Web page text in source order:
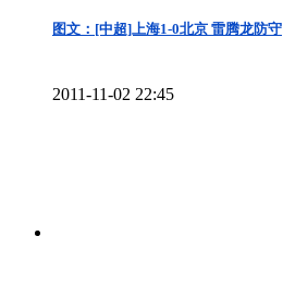
图文：[中超]上海1-0北京 雷腾龙防守
2011-11-02 22:45